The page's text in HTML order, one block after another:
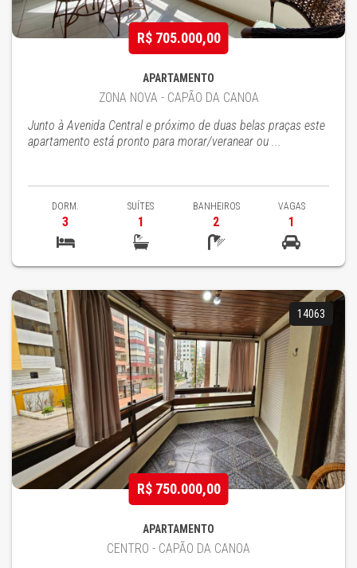
R$ 705.000,00
APARTAMENTO
ZONA NOVA - CAPÃO DA CANOA
Junto à Avenida Central e próximo de duas belas praças este
apartamento está pronto para morar/veranear ou ...
DORM.
3
SUÍTES
1
BANHEIROS
2
VAGAS
1
14063
R$ 750.000,00
APARTAMENTO
CENTRO - CAPÃO DA CANOA